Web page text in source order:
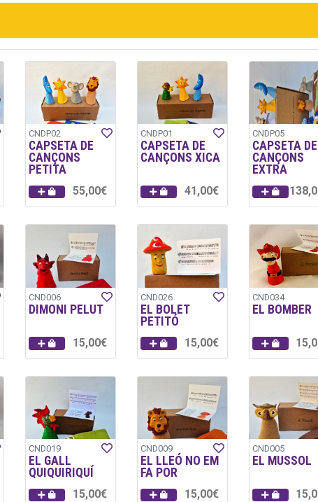
CNDP02
CAPSETA DE
CANÇONS
PETITA
55,00€
CNDP01
CAPSETA DE
CANÇONS XICA
41,00€
CNDP05
CAPSETA DE
CANÇONS
EXTRA
CND006
DIMONI PELUT
15,00€
CND026
EL BOLET
PETITÓ
15,00€
CND034
EL BOMBER
CND019
EL GALL
QUIQUIRIQUÍ
15,00€
CND009
EL LLEÓ NO EM
FA POR
15,00€
CND005
EL MUSSOL